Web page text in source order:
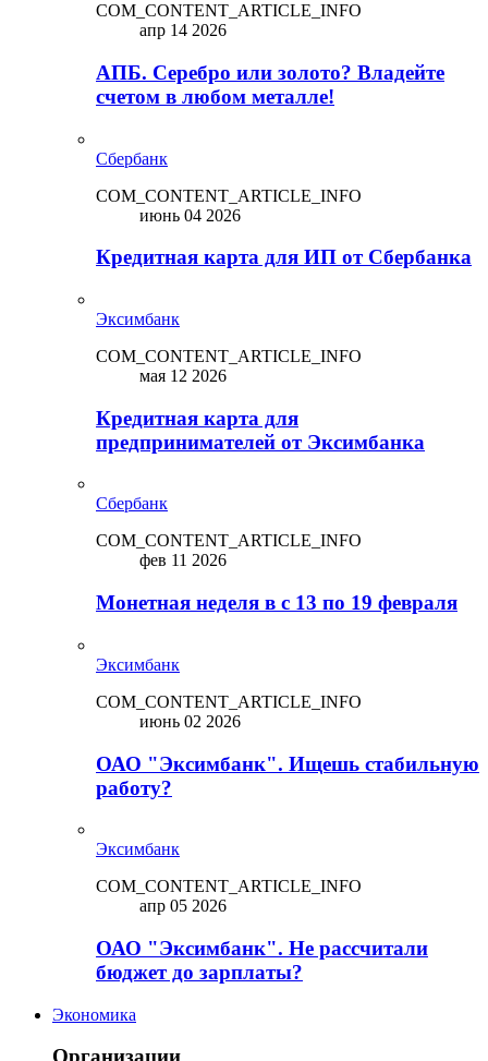
COM_CONTENT_ARTICLE_INFO
апр 14 2026
АПБ. Серебро или золото? Владейте
счетом в любом металле!
Сбербанк
COM_CONTENT_ARTICLE_INFO
июнь 04 2026
Кредитная карта для ИП от Сбербанка
Эксимбанк
COM_CONTENT_ARTICLE_INFO
мая 12 2026
Кредитная карта для
предпринимателей от Эксимбанка
Сбербанк
COM_CONTENT_ARTICLE_INFO
фев 11 2026
Монетная неделя в с 13 по 19 февраля
Эксимбанк
COM_CONTENT_ARTICLE_INFO
июнь 02 2026
ОАО "Эксимбанк". Ищешь стабильную
работу?
Эксимбанк
COM_CONTENT_ARTICLE_INFO
апр 05 2026
ОАО "Эксимбанк". Не рассчитали
бюджет до зарплаты?
Экономика